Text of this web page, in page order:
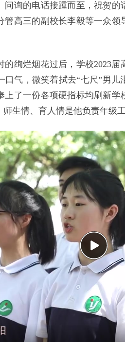
问询的电话接踵而至，祝贺的
管高三的副校长李毅等一众
的绚烂烟花过后，学校2023
气，微笑着拭去“七尺”男儿
上了一份各项硬指标均刷新
生情、育人情是他负责年级
Play